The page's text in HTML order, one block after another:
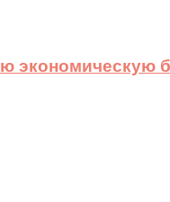
экономическую